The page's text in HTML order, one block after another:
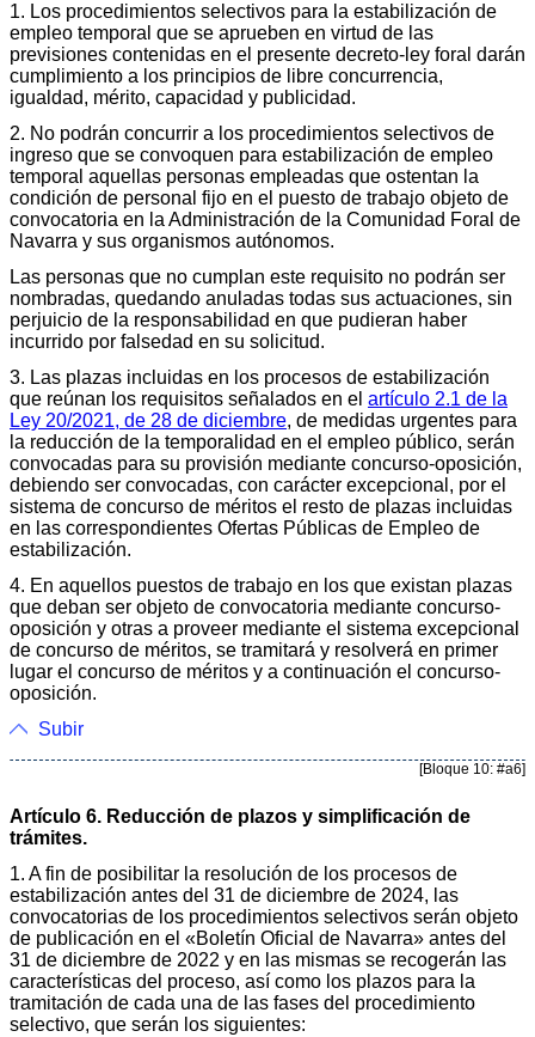
1. Los procedimientos selectivos para la estabilización de
empleo temporal que se aprueben en virtud de las
previsiones contenidas en el presente decreto-ley foral darán
cumplimiento a los principios de libre concurrencia,
igualdad, mérito, capacidad y publicidad.
2. No podrán concurrir a los procedimientos selectivos de
ingreso que se convoquen para estabilización de empleo
temporal aquellas personas empleadas que ostentan la
condición de personal fijo en el puesto de trabajo objeto de
convocatoria en la Administración de la Comunidad Foral de
Navarra y sus organismos autónomos.
Las personas que no cumplan este requisito no podrán ser
nombradas, quedando anuladas todas sus actuaciones, sin
perjuicio de la responsabilidad en que pudieran haber
incurrido por falsedad en su solicitud.
3. Las plazas incluidas en los procesos de estabilización
que reúnan los requisitos señalados en el artículo 2.1 de la
Ley 20/2021, de 28 de diciembre, de medidas urgentes para
la reducción de la temporalidad en el empleo público, serán
convocadas para su provisión mediante concurso-oposición,
debiendo ser convocadas, con carácter excepcional, por el
sistema de concurso de méritos el resto de plazas incluidas
en las correspondientes Ofertas Públicas de Empleo de
estabilización.
4. En aquellos puestos de trabajo en los que existan plazas
que deban ser objeto de convocatoria mediante concurso-
oposición y otras a proveer mediante el sistema excepcional
de concurso de méritos, se tramitará y resolverá en primer
lugar el concurso de méritos y a continuación el concurso-
oposición.
Subir
[Bloque 10: #a6]
Artículo 6. Reducción de plazos y simplificación de
trámites.
1. A fin de posibilitar la resolución de los procesos de
estabilización antes del 31 de diciembre de 2024, las
convocatorias de los procedimientos selectivos serán objeto
de publicación en el «Boletín Oficial de Navarra» antes del
31 de diciembre de 2022 y en las mismas se recogerán las
características del proceso, así como los plazos para la
tramitación de cada una de las fases del procedimiento
selectivo, que serán los siguientes: